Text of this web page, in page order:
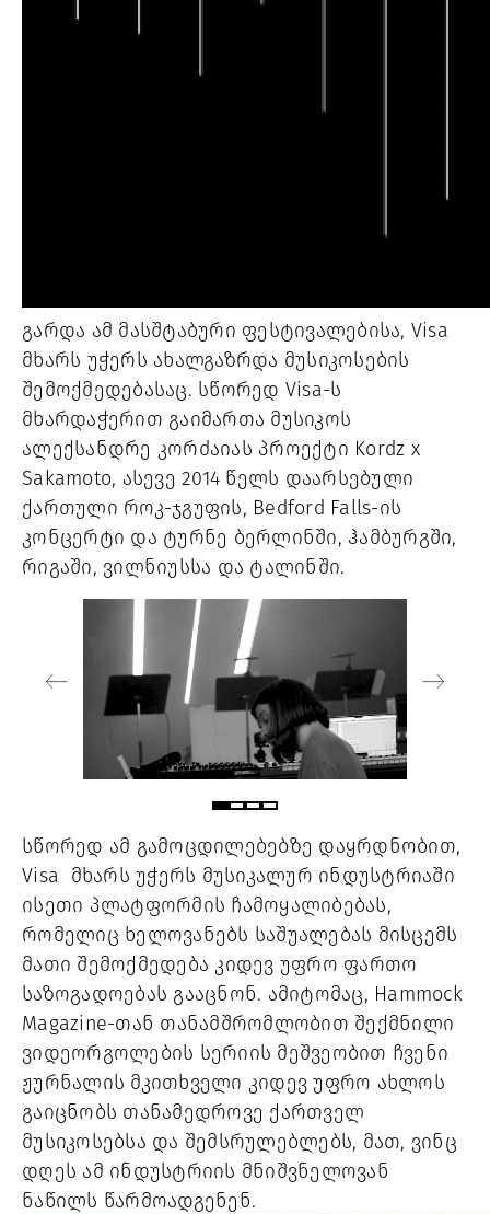
გარდა ამ მასშტაბური ფესტივალებისა, Visa
მხარს უჭერს ახალგაზრდა მუსიკოსების
შემოქმედებასაც. სწორედ Visa-ს
მხარდაჭერით გაიმართა მუსიკოს
ალექსანდრე კორძაიას პროექტი Kordz x
Sakamoto, ასევე 2014 წელს დაარსებული
ქართული როკ-ჯგუფის, Bedford Falls-ის
კონცერტი და ტურნე ბერლინში, ჰამბურგში,
რიგაში, ვილნიუსსა და ტალინში.
სწორედ ამ გამოცდილებებზე დაყრდნობით,
Visa მხარს უჭერს მუსიკალურ ინდუსტრიაში
ისეთი პლატფორმის ჩამოყალიბებას,
რომელიც ხელოვანებს საშუალებას მისცემს
მათი შემოქმედება კიდევ უფრო ფართო
საზოგადოებას გააცნონ. ამიტომაც, Hammock
Magazine-თან თანამშრომლობით შექმნილი
ვიდეორგოლების სერიის მეშვეობით ჩვენი
ჟურნალის მკითხველი კიდევ უფრო ახლოს
გაიცნობს თანამედროვე ქართველ
მუსიკოსებსა და შემსრულებლებს, მათ, ვინც
დღეს ამ ინდუსტრიის მნიშვნელოვან
ნაწილს წარმოადგენენ.